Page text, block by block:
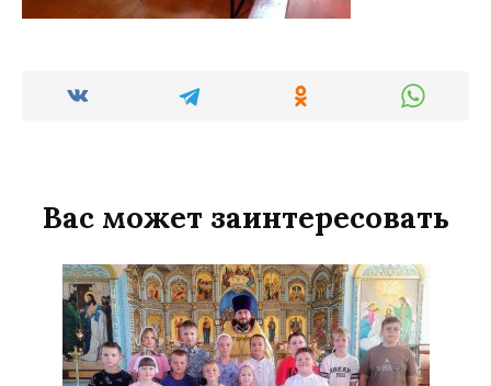
Вас может заинтересовать